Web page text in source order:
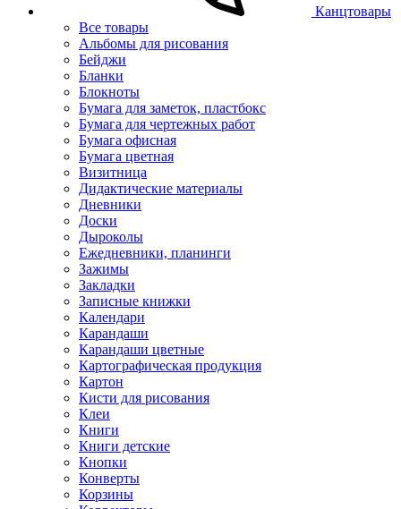
Канцтовары
Все товары
Альбомы для рисования
Бейджи
Бланки
Блокноты
Бумага для заметок, пластбокс
Бумага для чертежных работ
Бумага офисная
Бумага цветная
Визитница
Дидактические материалы
Дневники
Доски
Дыроколы
Ежедневники, планинги
Зажимы
Закладки
Записные книжки
Календари
Карандаши
Карандаши цветные
Картографическая продукция
Картон
Кисти для рисования
Клеи
Книги
Книги детские
Кнопки
Конверты
Корзины